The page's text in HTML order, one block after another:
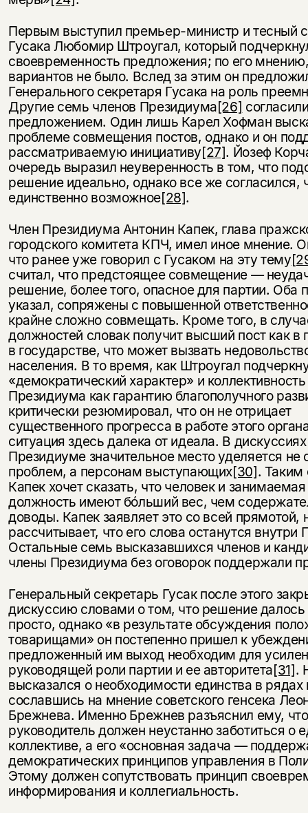
Первым выступил премьер-министр и тесный
Гусака Любомир Штроугал, который
своевременность предложения; по его
вариантов не было. Вслед за этим он
Генерального секретаря Гусака на роль
Другие семь членов Президиума[26]
предложением. Один лишь Карел Хофман
проблеме совмещения постов, однако и он
рассматриваемую инициативу[27]. Йозеф
очередь выразил неуверенность в том, что
решение идеально, однако все же согласился,
единственно возможное[28].
Член Президиума Антонин Капек, глава
городского комитета КПЧ, имел иное мнение.
что ранее уже говорил с Гусаком на эту тему
считал, что предстоящее совмещение —
решение, более того, опасное для партии. Оба
указал, сопряжены с повышенной
крайне сложно совмещать. Кроме того, в
должностей словак получит высший пост как в
в государстве, что может вызвать
населения. В то время, как Штроугал
«демократический характер» и
Президиума как гарантию благополучного
критически резюмировал, что он не отрицает
существенного прогресса в работе этого
ситуация здесь далека от идеала. В
Президиуме значительное место уделяется не
проблем, а персонам выступающих[30]. Таким
Капек хочет сказать, что человек и
должность имеют бóльший вес, чем
доводы. Капек заявляет это со всей прямотой,
рассчитывает, что его слова останутся
Остальные семь высказавшихся членов и
члены Президиума без оговорок поддержали
Генеральный секретарь Гусак после этого
дискуссию словами о том, что решение
просто, однако «в результате обсуждения
товарищами» он постепенно пришел к
предложенный им выход необходим для
руководящей роли партии и ее авторитета[31].
высказался о необходимости единства в рядах
сославшись на мнение советского генсека
Брежнева. Именно Брежнев разъяснил ему, что
руководитель должен неустанно заботиться о
коллективе, а его «основная задача —
демократических принципов управления в
Этому должен сопутствовать принцип
информирования и коллегиальность.